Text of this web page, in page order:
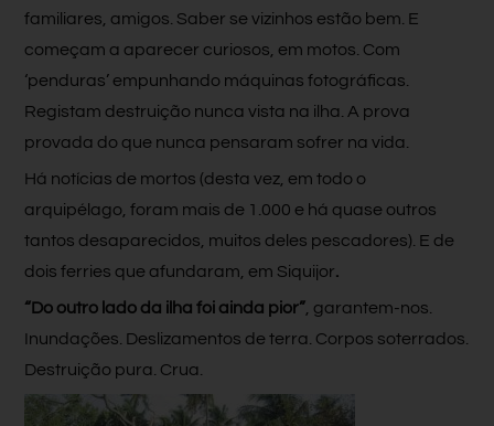
familiares, amigos. Saber se vizinhos estão bem. E
começam a aparecer curiosos, em motos. Com
‘penduras’ empunhando máquinas fotográficas.
Registam destruição nunca vista na ilha. A prova
provada do que nunca pensaram sofrer na vida.
Há notícias de mortos (desta vez, em todo o
arquipélago, foram mais de 1.000 e há quase outros
tantos desaparecidos, muitos deles pescadores). E de
dois ferries que afundaram, em Siquijor.
“Do outro lado da ilha foi ainda pior” , garantem-nos.
Inundações. Deslizamentos de terra. Corpos soterrados.
Destruição pura. Crua.